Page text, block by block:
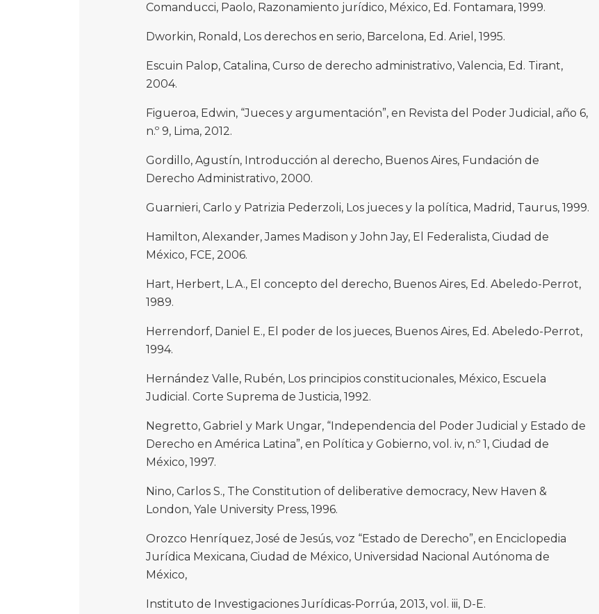
Comanducci, Paolo, Razonamiento jurídico, México, Ed. Fontamara, 1999.
Dworkin, Ronald, Los derechos en serio, Barcelona, Ed. Ariel, 1995.
Escuin Palop, Catalina, Curso de derecho administrativo, Valencia, Ed. Tirant,
2004.
Figueroa, Edwin, “Jueces y argumentación”, en Revista del Poder Judicial, año 6,
n.º 9, Lima, 2012.
Gordillo, Agustín, Introducción al derecho, Buenos Aires, Fundación de
Derecho Administrativo, 2000.
Guarnieri, Carlo y Patrizia Pederzoli, Los jueces y la política, Madrid, Taurus, 1999.
Hamilton, Alexander, James Madison y John Jay, El Federalista, Ciudad de
México, FCE, 2006.
Hart, Herbert, L.A., El concepto del derecho, Buenos Aires, Ed. Abeledo-Perrot,
1989.
Herrendorf, Daniel E., El poder de los jueces, Buenos Aires, Ed. Abeledo-Perrot,
1994.
Hernández Valle, Rubén, Los principios constitucionales, México, Escuela
Judicial. Corte Suprema de Justicia, 1992.
Negretto, Gabriel y Mark Ungar, “Independencia del Poder Judicial y Estado de
Derecho en América Latina”, en Política y Gobierno, vol. iv, n.º 1, Ciudad de
México, 1997.
Nino, Carlos S., The Constitution of deliberative democracy, New Haven &
London, Yale University Press, 1996.
Orozco Henríquez, José de Jesús, voz “Estado de Derecho”, en Enciclopedia
Jurídica Mexicana, Ciudad de México, Universidad Nacional Autónoma de
México,
Instituto de Investigaciones Jurídicas-Porrúa, 2013, vol. iii, D-E.